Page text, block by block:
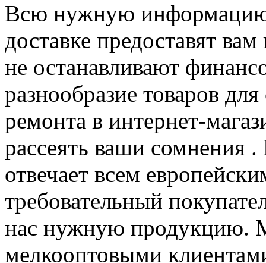
Всю нужную
доставке предоставят
не останавливают
разнообразие товаров
ремонта в интернет-
рассеять ваши сомнения .
отвечает всем
требовательный
нас нужную продукцию.
мелкооптовыми